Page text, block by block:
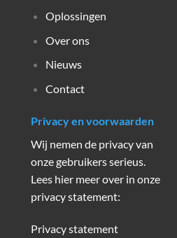
Oplossingen
Over ons
Nieuws
Contact
Privacy en voorwaarden
Wij nemen de privacy van
onze gebruikers serieus.
Lees hier meer over in onze
privacy statement:
Privacy statement